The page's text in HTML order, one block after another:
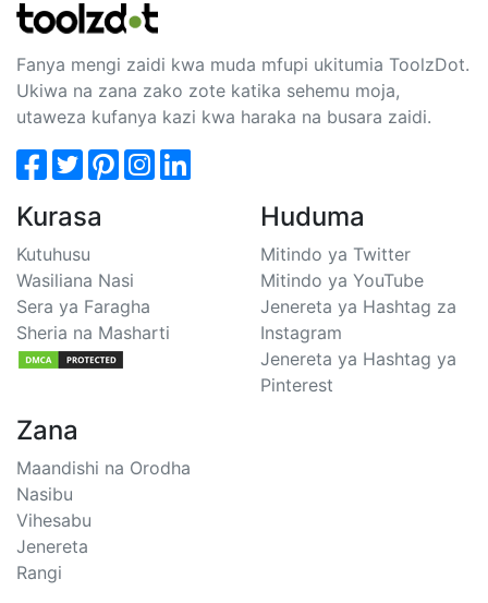
Fanya mengi zaidi kwa muda mfupi ukitumia ToolzDot.
Ukiwa na zana zako zote katika sehemu moja,
utaweza kufanya kazi kwa haraka na busara zaidi.
Kurasa
Kutuhusu
Wasiliana Nasi
Sera ya Faragha
Sheria na Masharti
Huduma
Mitindo ya Twitter
Mitindo ya YouTube
Jenereta ya Hashtag za
Instagram
Jenereta ya Hashtag ya
Pinterest
Zana
Maandishi na Orodha
Nasibu
Vihesabu
Jenereta
Rangi